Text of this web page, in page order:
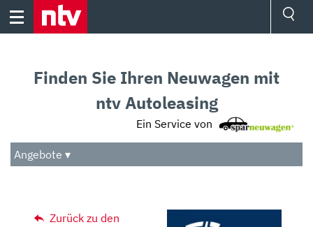
Skip
Audio
Das Beste
Finden Sie Ihren Neuwagen mit
ntv Autoleasing
Ein Service von
Angebote ▾
Zurück zu den